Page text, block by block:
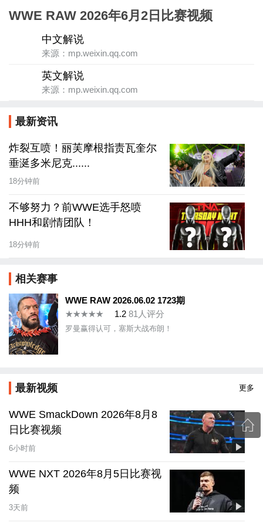
WWE RAW 2026年6月2日比赛视频
中文解说
来源：mp.weixin.qq.com
英文解说
来源：mp.weixin.qq.com
最新资讯
炸裂互喷！丽芙摩根指责瓦奎尔
垂涎多米尼克......
18分钟前
不够努力？前WWE选手怒喷
HHH和剧情团队！
18分钟前
相关赛事
WWE RAW 2026.06.02 1723期
1.2 81 人评分
罗曼赢得认可，塞斯大战布朗！
最新视频 更多
WWE SmackDown 2026年8月8
日比赛视频
6小时前
WWE NXT 2026年8月5日比赛视
频
3天前